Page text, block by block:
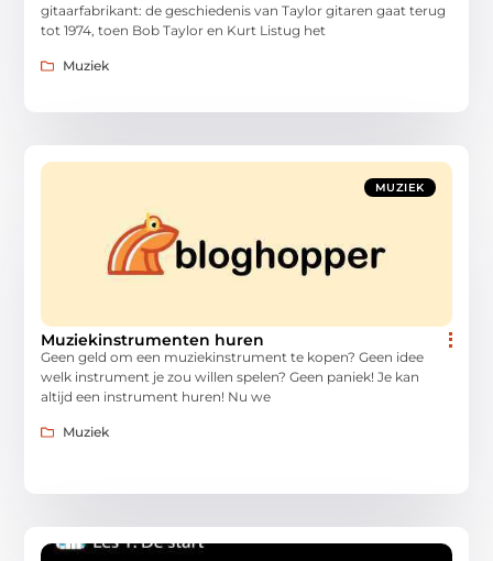
gitaarfabrikant: de geschiedenis van Taylor gitaren gaat terug
tot 1974, toen Bob Taylor en Kurt Listug het
Muziek
MUZIEK
Muziekinstrumenten huren
Geen geld om een muziekinstrument te kopen? Geen idee
welk instrument je zou willen spelen? Geen paniek! Je kan
altijd een instrument huren! Nu we
Muziek